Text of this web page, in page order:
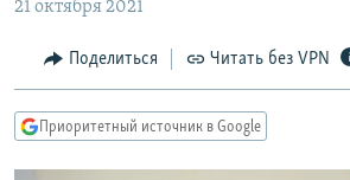
Вернутся
Вернутся
МНЕНИЯ
КУЛЬТУРА
КАВКАЗ.РЕАЛИИ
21 октября 2021
Поделиться Читать без VPN
Приоритетный источник в Google